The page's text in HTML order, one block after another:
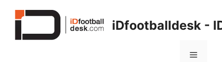
iDfootballdesk -
Menu